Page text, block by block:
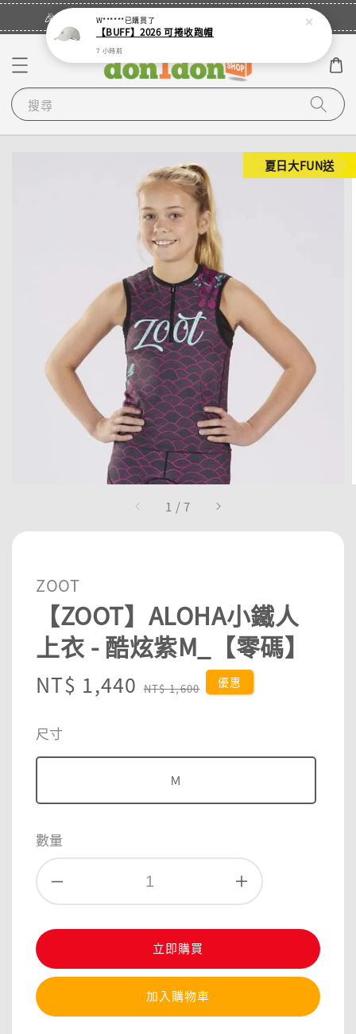
🎉登入會員・領取您的專屬折扣券！
搜尋
1 /7
夏日大FUN送
ZOOT
【ZOOT】ALOHA小鐵人
上衣 - 酷炫紫M_【零碼】
Sale
NT$ 1,440 Regular
NT$ 1,600 優惠
尺寸
Ｍ
數量
立即購買
加入購物車
W******已購買了
【BUFF】2026 可捲收跑帽
7 小時前